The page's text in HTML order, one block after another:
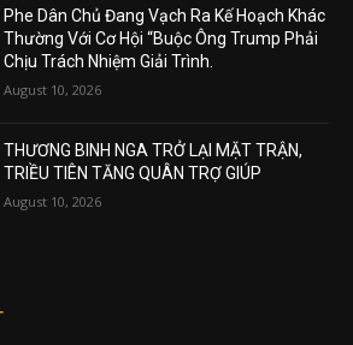
Phe Dân Chủ Đang Vạch Ra Kế Hoạch Khác
Thường Với Cơ Hội “Buộc Ông Trump Phải
Chịu Trách Nhiệm Giải Trình.
August 10, 2026
THƯƠNG BINH NGA TRỞ LẠI MẶT TRẬN,
TRIỀU TIÊN TĂNG QUÂN TRỢ GIÚP
August 10, 2026